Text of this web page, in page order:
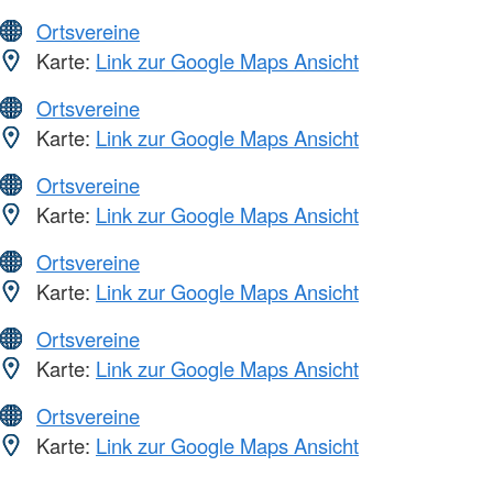
Ortsvereine
Karte: Link zur Google Maps Ansicht
Ortsvereine
Karte: Link zur Google Maps Ansicht
Ortsvereine
Karte: Link zur Google Maps Ansicht
Ortsvereine
Karte: Link zur Google Maps Ansicht
Ortsvereine
Karte: Link zur Google Maps Ansicht
Ortsvereine
Karte: Link zur Google Maps Ansicht